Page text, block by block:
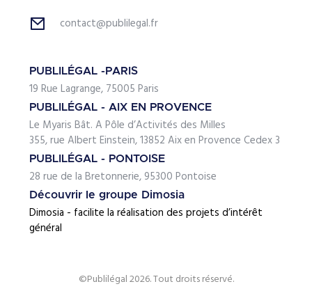
contact@publilegal.fr
PUBLILÉGAL -PARIS
19 Rue Lagrange, 75005 Paris
PUBLILÉGAL - AIX EN PROVENCE
Le Myaris Bât. A Pôle d’Activités des Milles
355, rue Albert Einstein, 13852 Aix en Provence Cedex 3
PUBLILÉGAL - PONTOISE
28 rue de la Bretonnerie, 95300 Pontoise
Découvrir le groupe Dimosia
Dimosia - facilite la réalisation des projets d’intérêt
général
©Publilégal 2026. Tout droits réservé.